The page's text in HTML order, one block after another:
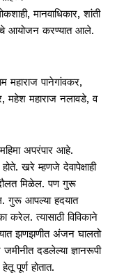
मानवाधिकार, शांती
आयोजन करण्यात आले.
महाराज पानेगांवकर,
महेश महाराज नलावडे, व
अपरंपार आहे.
खरे म्हणजे देवापेक्षाही
मिळेल. पण गुरू
गुरू आपल्या हदयात
त्यासाठी विविकाने
झणझणीत अंजन घालतो
दडलेल्या ज्ञानरूपी
पूर्ण होतात.